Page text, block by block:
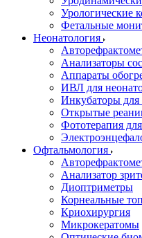
Урологические
Фетальные
Неонатология
Анализаторы
Аппараты
ИВЛ для
Инкубаторы
Открытые
Фототерапия
Офтальмология
Анализатор
Диоптриметры
Корнеальные
Криохирургия
Микрокератомы